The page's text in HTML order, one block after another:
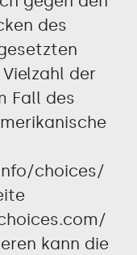
des
der
Fall des
choices/
kann die